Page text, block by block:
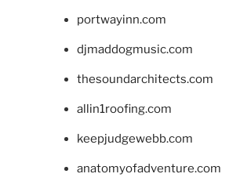
portwayinn.com
djmaddogmusic.com
thesoundarchitects.com
allin1roofing.com
keepjudgewebb.com
anatomyofadventure.com